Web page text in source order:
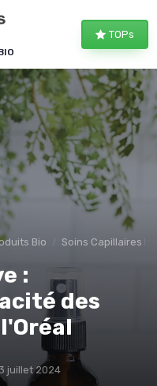
TOPs
Bio Soins Capillaires
:
des
juillet 2024